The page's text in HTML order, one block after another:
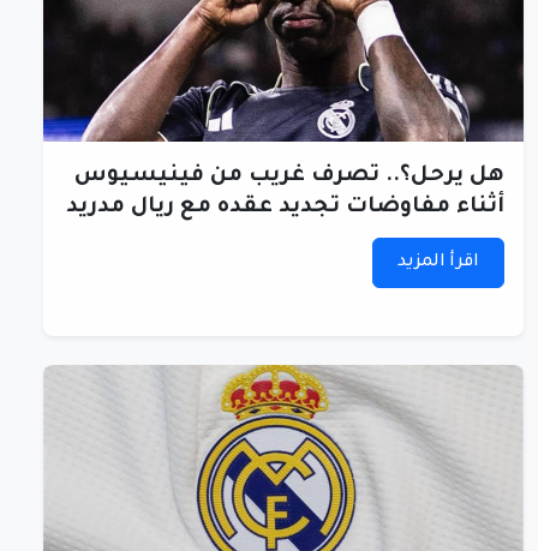
هل يرحل؟.. تصرف غريب من فينيسيوس
أثناء مفاوضات تجديد عقده مع ريال مدريد
اقرأ المزيد